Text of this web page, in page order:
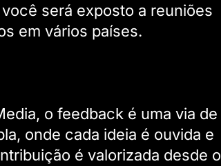
será exposto a reuniões
em vários países.
o feedback é uma via de
onde cada ideia é ouvida e
é valorizada desde o